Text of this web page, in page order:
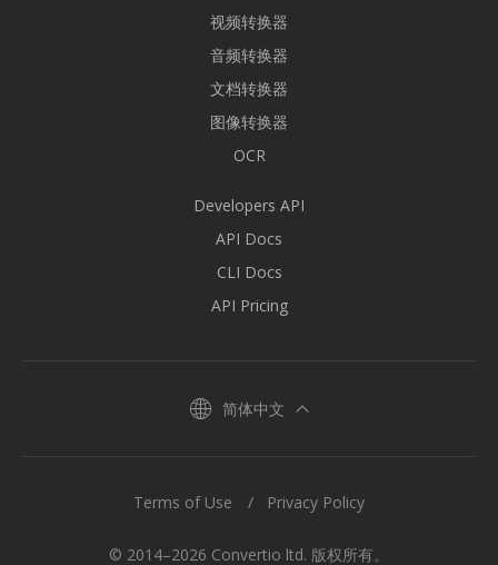
视频转换器
音频转换器
文档转换器
图像转换器
OCR
Developers API
API Docs
CLI Docs
API Pricing
简体中文
© 2014–2026 Convertio ltd. 版权所有。
Terms of Use Privacy Policy